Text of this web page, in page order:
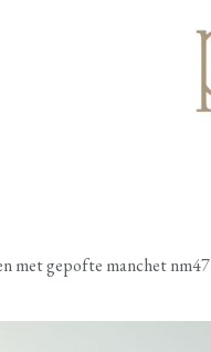
met gepofte manchet nm47